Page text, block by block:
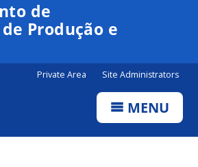
de
Produção e
Private Area Site Administrators
MENU